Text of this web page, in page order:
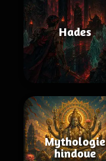
Hades
Mythologie
hindoue